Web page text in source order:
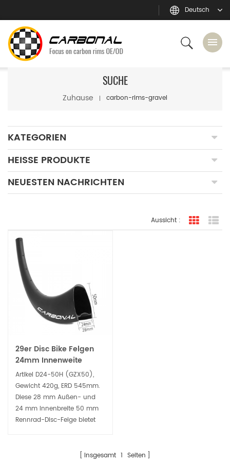
Deutsch
SUCHE
Zuhause carbon-rims-gravel
KATEGORIEN
HEISSE PRODUKTE
NEUESTEN NACHRICHTEN
Aussicht :
29er Disc Bike Felgen
24mm Innenweite
50mm Tiefe Hookless
für Cyclocross und
Gravel Bikes
Artikel D24-50H (GZX50),
Gewicht 420g, ERD 545mm.
Diese 28 mm Außen- und
24 mm Innenbreite 50 mm
Rennrad-Disc-Felge bietet
Insgesamt 1 Seiten